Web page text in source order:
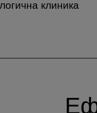
клиника